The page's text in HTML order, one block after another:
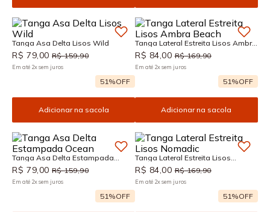
Tanga Asa Delta Lisos Wild
R$ 79,00 R$ 159,90
Em até 2xsem juros
51%OFF
Adicionar na sacola
Tanga Lateral Estreita Lisos Ambra
Beach
R$ 84,00 R$ 169,90
Em até 2xsem juros
51%OFF
Adicionar na sacola
Tanga Asa Delta Estampada
Ocean
R$ 79,00 R$ 159,90
Em até 2xsem juros
51%OFF
Tanga Lateral Estreita Lisos
Nomadic
R$ 84,00 R$ 169,90
Em até 2xsem juros
51%OFF